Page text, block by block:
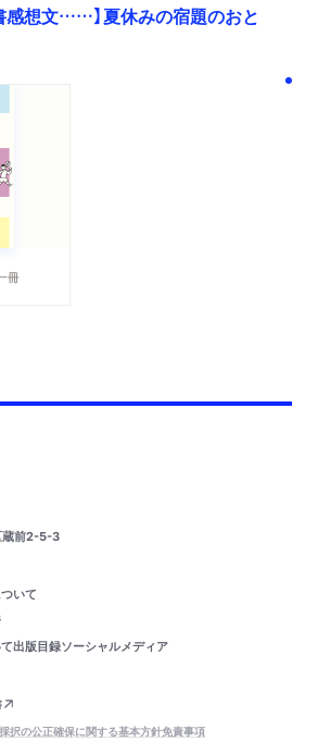
感想文……】夏休みの宿題のおと
冊
蔵前2-5-3
いて
出版目録ソーシャルメディア
択の公正確保に関する基本方針免責事項